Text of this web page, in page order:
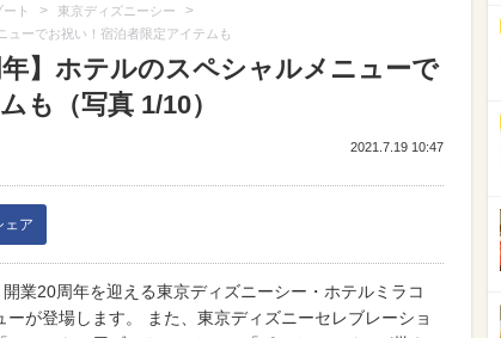
ト > 東京ディズニーシー >
ューでお祝い！宿泊者限定アイテムも
年】ホテルのスペシャルメニューで
も（写真 1/10）
2021.7.19 10:47
ェア
業20周年を迎える東京ディズニーシー・ホテルミラコ
が登場します。 また、東京ディズニーセレブレーショ